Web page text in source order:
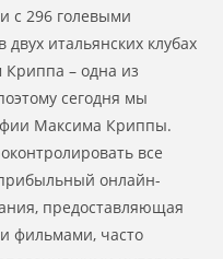
с 296 голевыми
итальянских клубах
Криппа – одна из
сегодня мы
Максима Криппы.
все
онлайн-
предоставляющая
фильмами, часто